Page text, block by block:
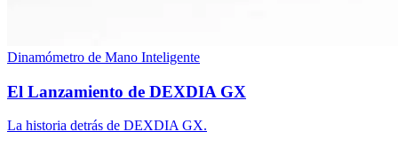
Dinamómetro de Mano Inteligente
El Lanzamiento de DEXDIA GX
La historia detrás de DEXDIA GX.